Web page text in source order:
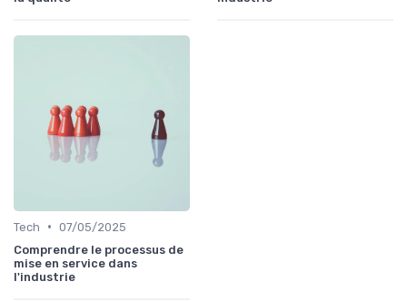
Tech • 07/05/2025
Comprendre le processus de
mise en service dans
l'industrie